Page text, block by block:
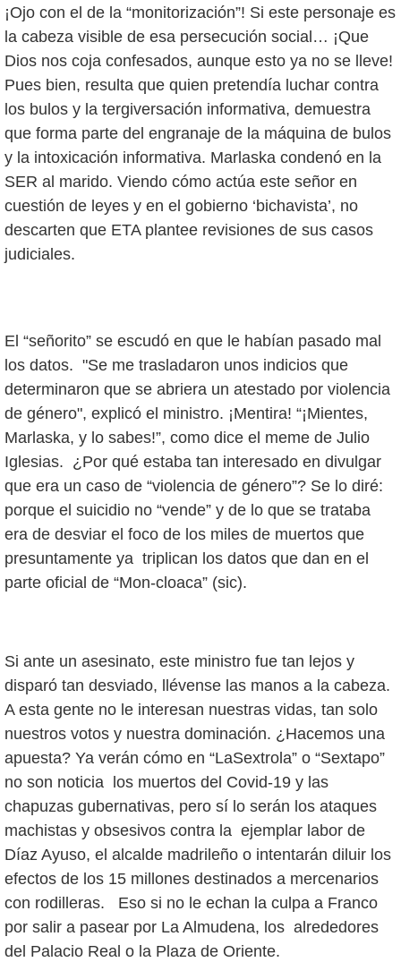
¡Ojo con el de la “monitorización”! Si este personaje es
la cabeza visible de esa persecución social… ¡Que
Dios nos coja confesados, aunque esto ya no se lleve!
Pues bien, resulta que quien pretendía luchar contra
los bulos y la tergiversación informativa, demuestra
que forma parte del engranaje de la máquina de bulos
y la intoxicación informativa. Marlaska condenó en la
SER al marido. Viendo cómo actúa este señor en
cuestión de leyes y en el gobierno ‘bichavista’, no
descarten que ETA plantee revisiones de sus casos
judiciales.
El “señorito” se escudó en que le habían pasado mal
los datos. "Se me trasladaron unos indicios que
determinaron que se abriera un atestado por violencia
de género", explicó el ministro. ¡Mentira! “¡Mientes,
Marlaska, y lo sabes!”, como dice el meme de Julio
Iglesias. ¿Por qué estaba tan interesado en divulgar
que era un caso de “violencia de género”? Se lo diré:
porque el suicidio no “vende” y de lo que se trataba
era de desviar el foco de los miles de muertos que
presuntamente ya triplican los datos que dan en el
parte oficial de “Mon-cloaca” (sic).
Si ante un asesinato, este ministro fue tan lejos y
disparó tan desviado, llévense las manos a la cabeza.
A esta gente no le interesan nuestras vidas, tan solo
nuestros votos y nuestra dominación. ¿Hacemos una
apuesta? Ya verán cómo en “LaSextrola” o “Sextapo”
no son noticia los muertos del Covid-19 y las
chapuzas gubernativas, pero sí lo serán los ataques
machistas y obsesivos contra la ejemplar labor de
Díaz Ayuso, el alcalde madrileño o intentarán diluir los
efectos de los 15 millones destinados a mercenarios
con rodilleras. Eso si no le echan la culpa a Franco
por salir a pasear por La Almudena, los alrededores
del Palacio Real o la Plaza de Oriente.